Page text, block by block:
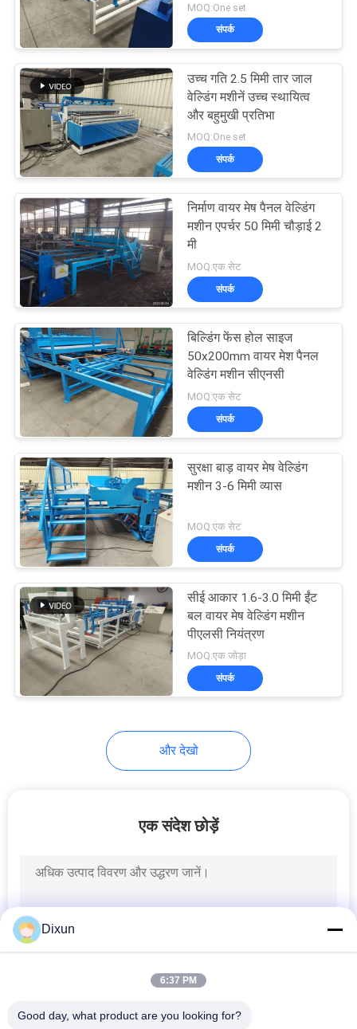
रोल मेष वेल्डिंग मशीन
वेल्डेड तार जाल मशीन
स्टील झंझरी वेल्डिंग मशीन
रेजर कांटेदार तार मशीन
स्टील वायर ड्राइंग मशीन
MOQ:One set
संपर्क
उच्च गति 2.5 मिमी तार जाल
वेल्डिंग मशीनें उच्च स्थायित्व
और बहुमुखी प्रतिभा
MOQ:One set
संपर्क
निर्माण वायर मेष पैनल वेल्डिंग
मशीन एपर्चर 50 मिमी चौड़ाई 2
मी
MOQ:एक सेट
संपर्क
बिल्डिंग फेंस होल साइज
50x200mm वायर मेश पैनल
वेल्डिंग मशीन सीएनसी
MOQ:एक सेट
संपर्क
सुरक्षा बाड़ वायर मेष वेल्डिंग
मशीन 3-6 मिमी व्यास
MOQ:एक सेट
संपर्क
सीई आकार 1.6-3.0 मिमी ईंट
बल वायर मेष वेल्डिंग मशीन
पीएलसी नियंत्रण
MOQ:एक जोड़ा
संपर्क
और देखो
एक संदेश छोड़ें
Dixun
6:37 PM
Good day, what product are you looking for?